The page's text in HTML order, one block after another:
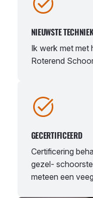
NIEUWSTE
Ik werk met met
Roterend
GECERTIFICEERD
Certificering
gezel-
meteen een